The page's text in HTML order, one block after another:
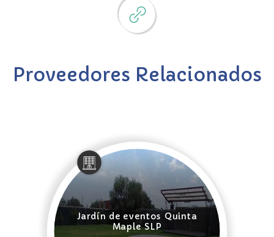
Proveedores Relacionados
Jardín de eventos Quinta
Maple SLP